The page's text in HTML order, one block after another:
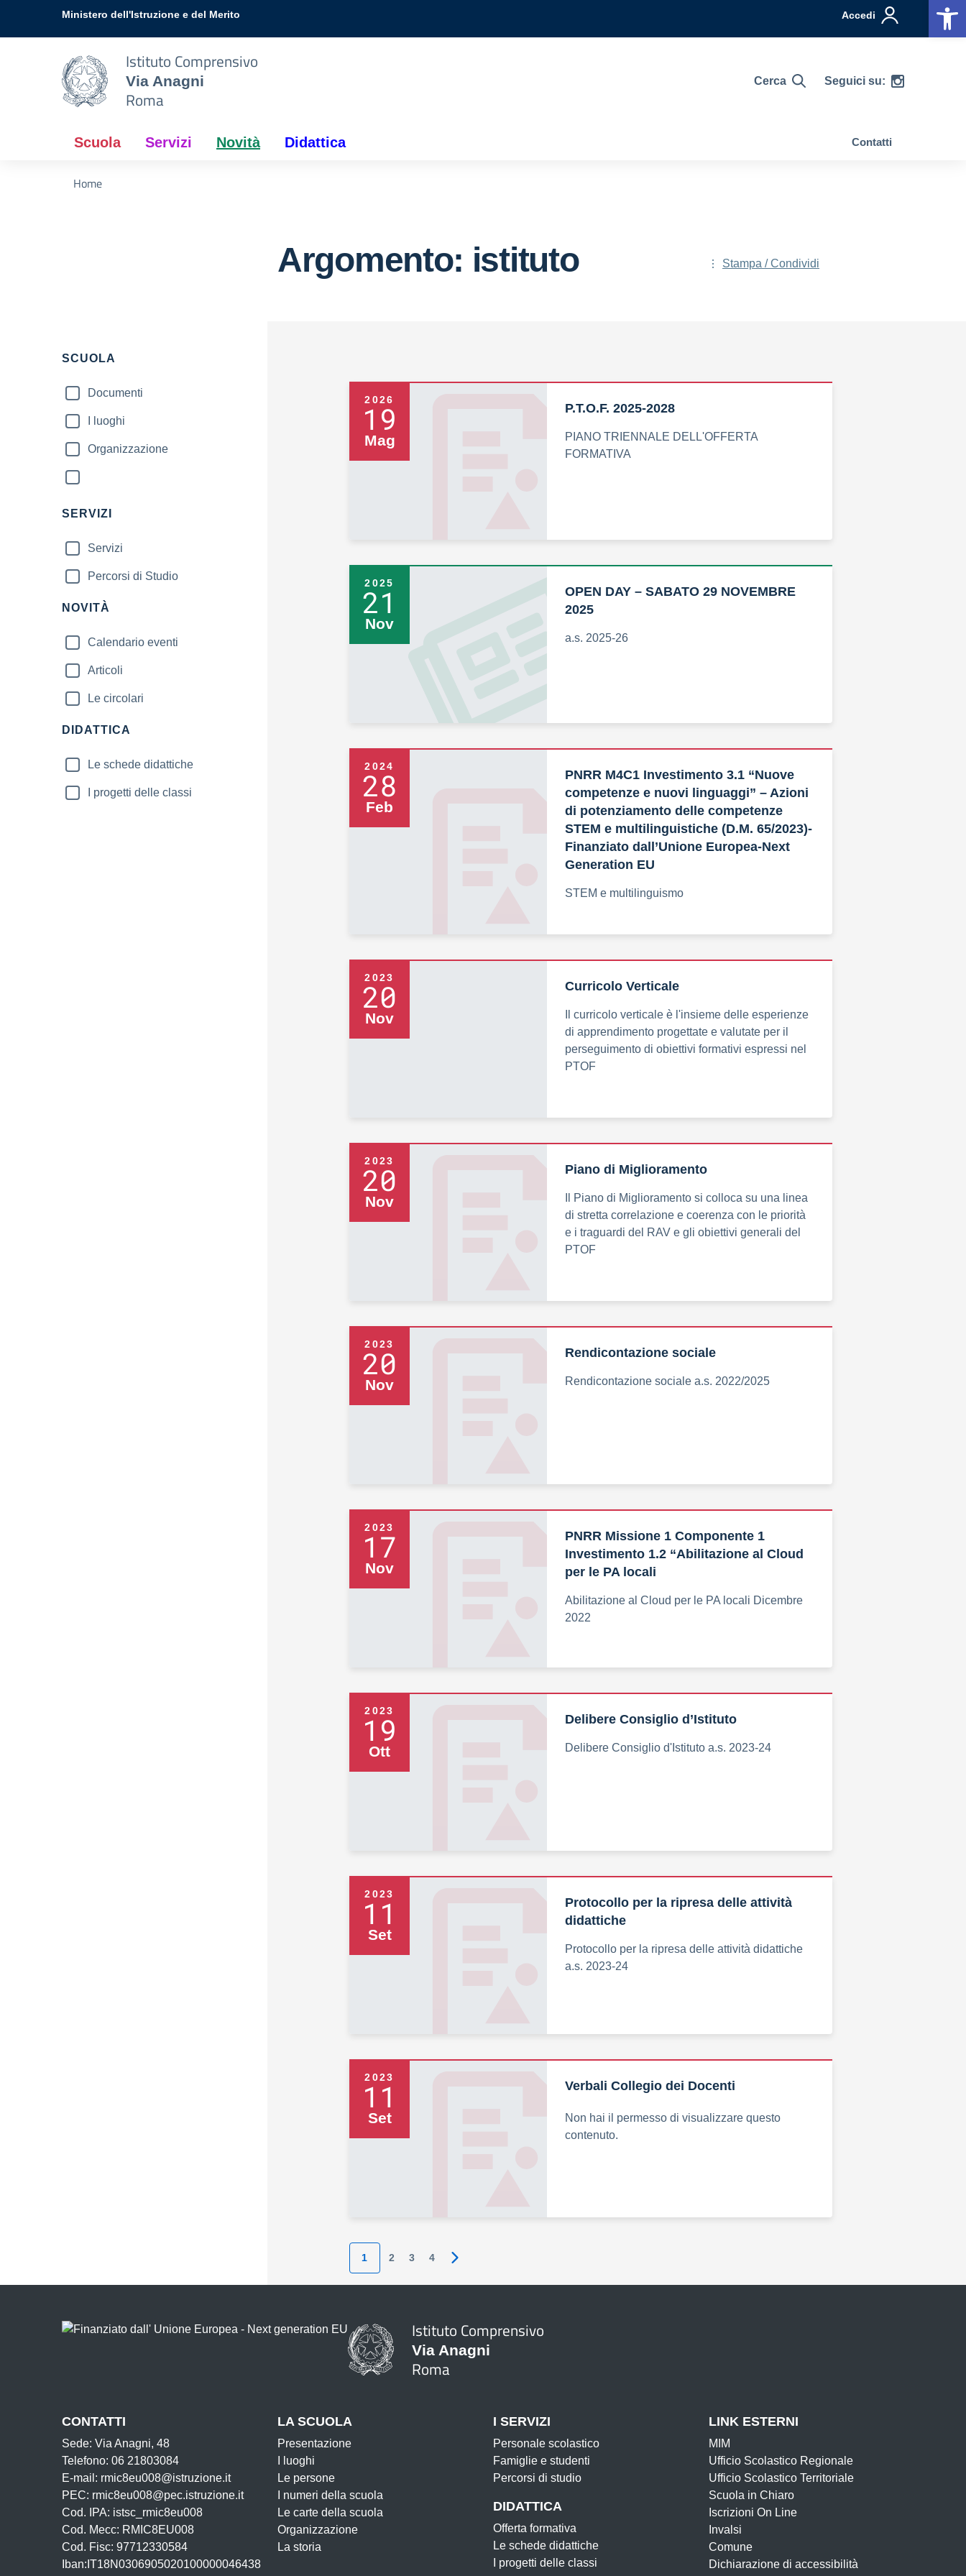
Ministero dell'Istruzione e del Merito Accedi
Istituto Comprensivo
Via Anagni
Roma
Cerca Seguici su:
Scuola Servizi Novità Didattica Contatti
Home
Argomento: istituto Stampa / Condividi
SCUOLA
Documenti
I luoghi
Organizzazione
SERVIZI
Servizi
Percorsi di Studio
NOVITÀ
Calendario eventi
Articoli
Le circolari
DIDATTICA
Le schede didattiche
I progetti delle classi
2026
19
Mag
P.T.O.F. 2025-2028
PIANO TRIENNALE DELL'OFFERTA
FORMATIVA
2025
21
Nov
OPEN DAY – SABATO 29 NOVEMBRE
2025
a.s. 2025-26
2024
28
Feb
PNRR M4C1 Investimento 3.1 “Nuove
competenze e nuovi linguaggi” – Azioni
di potenziamento delle competenze
STEM e multilinguistiche (D.M. 65/2023)-
Finanziato dall’Unione Europea-Next
Generation EU
STEM e multilinguismo
2023
20
Nov
Curricolo Verticale
Il curricolo verticale è l'insieme delle esperienze
di apprendimento progettate e valutate per il
perseguimento di obiettivi formativi espressi nel
PTOF
2023
20
Nov
Piano di Miglioramento
Il Piano di Miglioramento si colloca su una linea
di stretta correlazione e coerenza con le priorità
e i traguardi del RAV e gli obiettivi generali del
PTOF
2023
20
Nov
Rendicontazione sociale
Rendicontazione sociale a.s. 2022/2025
2023
17
Nov
PNRR Missione 1 Componente 1
Investimento 1.2 “Abilitazione al Cloud
per le PA locali
Abilitazione al Cloud per le PA locali Dicembre
2022
2023
19
Ott
Delibere Consiglio d’Istituto
Delibere Consiglio d'Istituto a.s. 2023-24
2023
11
Set
Protocollo per la ripresa delle attività
didattiche
Protocollo per la ripresa delle attività didattiche
a.s. 2023-24
2023
11
Set
Verbali Collegio dei Docenti
Non hai il permesso di visualizzare questo
contenuto.
1 2 3 4 Pagina successiva
Istituto Comprensivo
Via Anagni
Roma
CONTATTI
Sede: Via Anagni, 48
Telefono: 06 21803084
E-mail: rmic8eu008@istruzione.it
PEC: rmic8eu008@pec.istruzione.it
Cod. IPA: istsc_rmic8eu008
Cod. Mecc: RMIC8EU008
Cod. Fisc: 97712330584
Iban:IT18N0306905020100000046438
LA SCUOLA
Presentazione
I luoghi
Le persone
I numeri della scuola
Le carte della scuola
Organizzazione
La storia
I SERVIZI
Personale scolastico
Famiglie e studenti
Percorsi di studio
DIDATTICA
Offerta formativa
Le schede didattiche
I progetti delle classi
LINK ESTERNI
MIM
Ufficio Scolastico Regionale
Ufficio Scolastico Territoriale
Scuola in Chiaro
Iscrizioni On Line
Invalsi
Comune
Dichiarazione di accessibilità